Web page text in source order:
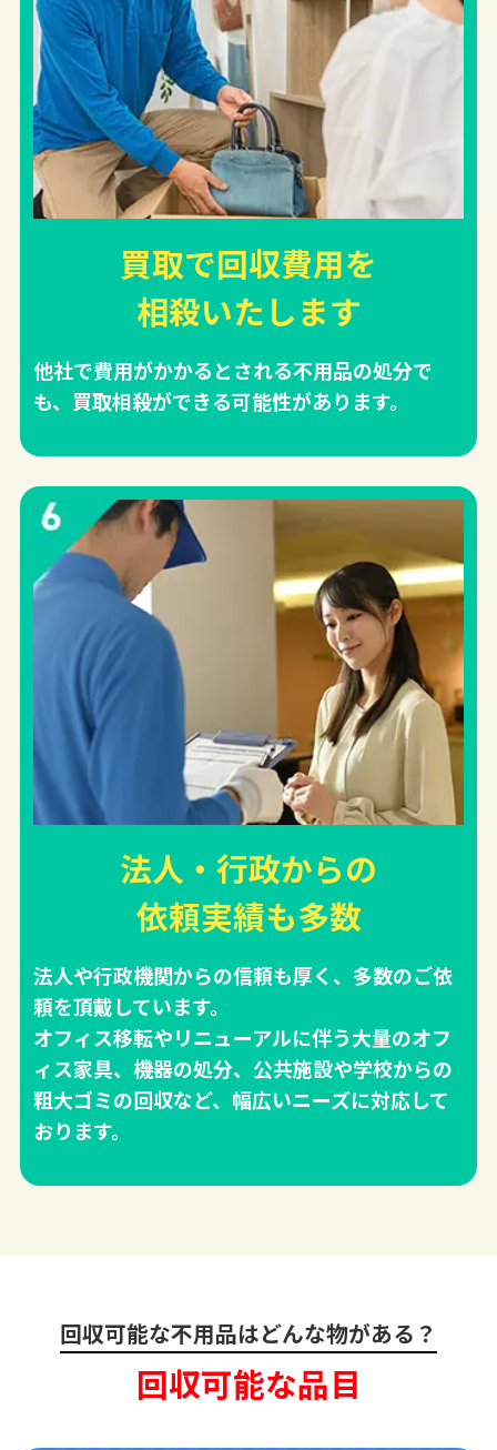
買取で回収費用を
相殺いたします
他社で費用がかかるとされる不用品の処分で
も、買取相殺ができる可能性があります。
法人・行政からの
依頼実績も多数
法人や行政機関からの信頼も厚く、多数のご依
頼を頂戴しています。
オフィス移転やリニューアルに伴う大量のオフ
ィス家具、機器の処分、公共施設や学校からの
粗大ゴミの回収など、幅広いニーズに対応して
おります。
回収可能な不用品はどんな物がある？
回収可能な品目